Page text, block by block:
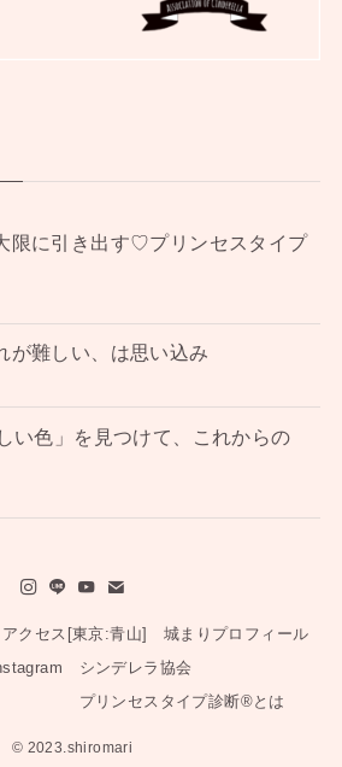
限に引き出す♡プリンセスタイプ
が難しい、は思い込み
い色」を見つけて、これからの
アクセス[東京:青山]
城まりプロフィール
シンデレラ協会
プリンセスタイプ診断®︎とは
© 2023.shiromari